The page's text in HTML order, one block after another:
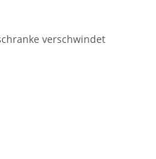
verschwindet